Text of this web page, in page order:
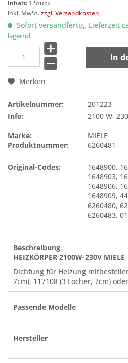
Inhalt: 1 Stück
inkl. MwSt.zzgl. Versandkosten
Sofort versandfertig, Lieferzeit
lagernd
In
Merken
Artikelnummer:
201223
Info:
2100 W,
Marke:
MIELE
Produktnummer:
6260481
Original-Codes: 1648900,
1648903,
1648906,
1648909,
6260480,
6260483,
Beschreibung
HEIZKÖRPER 2100W-230V MIELE
Dichtung für Heizung
7cm), 117108 (3 Löcher, 7cm)
Passende Modelle
Hersteller